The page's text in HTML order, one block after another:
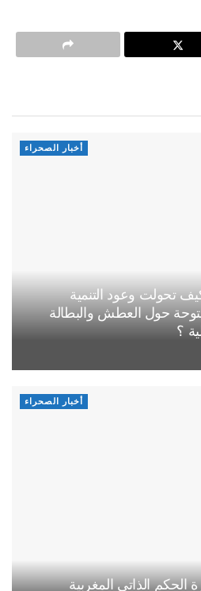
أخبار الصحراء
تحولت وعود التنمية
حول العطش والبطالة
؟
أخبار الصحراء
الحكم الذاتي المغربية